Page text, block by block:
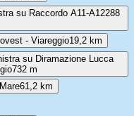
su Raccordo A11-A12288
- Viareggio19,2 km
su Diramazione Lucca
732 m
61,2 km